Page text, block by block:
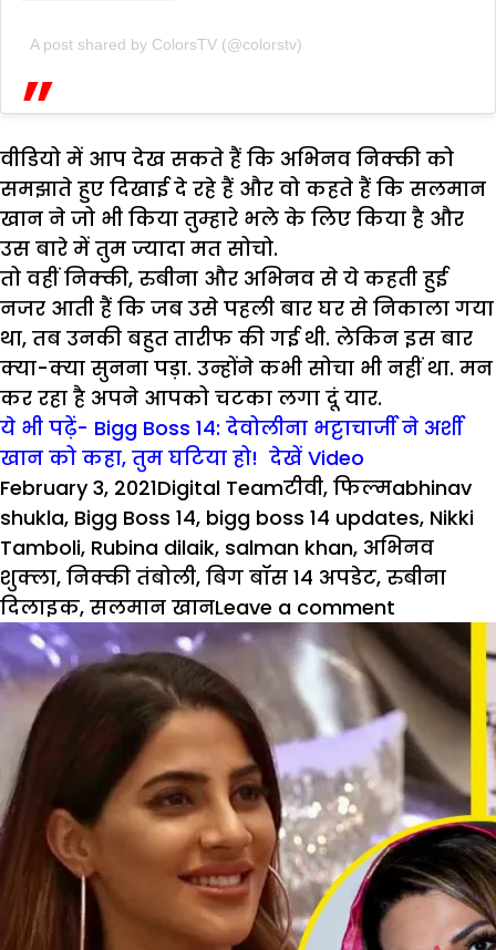
A post shared by ColorsTV (@colorstv)
वीडियो में आप देख सकते हैं कि अभिनव निक्की को
समझाते हुए दिखाई दे रहे हैं और वो कहते हैं कि सलमान
खान ने जो भी किया तुम्हारे भले के लिए किया है और
उस बारे में तुम ज्यादा मत सोचो.
तो वहीं निक्की, रुबीना और अभिनव से ये कहती हुई
नजर आती हैं कि जब उसे पहली बार घर से निकाला गया
था, तब उनकी बहुत तारीफ की गई थी. लेकिन इस बार
क्या-क्या सुनना पड़ा. उन्होंने कभी सोचा भी नहीं था. मन
कर रहा है अपने आपको चटका लगा दूं यार.
ये भी पढ़ें- Bigg Boss 14: देवोलीना भट्टाचार्जी ने अर्शी
खान को कहा, तुम घटिया हो! देखें Video
Posted
on
February 3, 2021Author
Digital TeamCategories
टीवी, फिल्मTags
abhinav
shukla, Bigg Boss 14, bigg boss 14 updates, Nikki
Tamboli, Rubina dilaik, salman khan, अभिनव
शुक्ला, निक्की तंबोली, बिग बॉस 14 अपडेट, रुबीना
दिलाइक, सलमान खानLeave a comment
Bigg
Boss
14:
Salman
की
डांट
सुनकर
फूट-
फूट
कर